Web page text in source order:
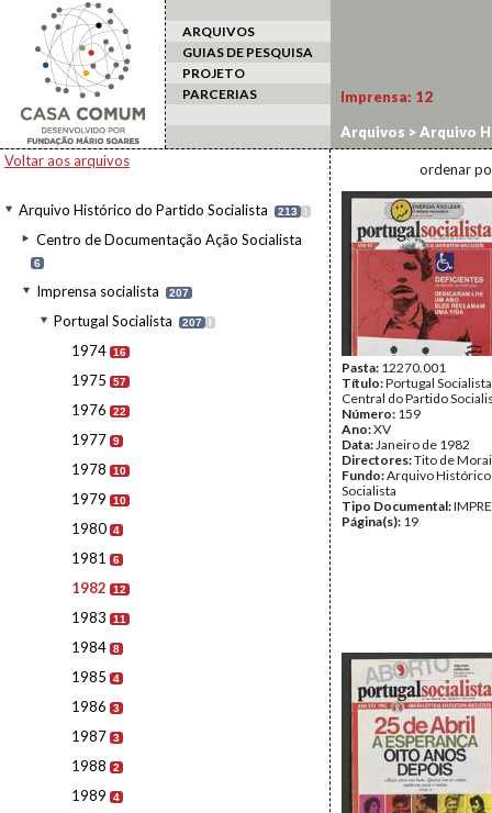
ARQUIVOS
GUIAS DE PESQUISA
PROJETO
PARCERIAS
Voltar aos arquivos
Arquivo Histórico do Partido Socialista 213 I
Centro de Documentação Ação Socialista
6
Imprensa socialista 207
Portugal Socialista 207 I
1974 16
1975 57
1976 22
1977 9
1978 10
1979 10
1980 4
1981 6
1982 12
1983 11
1984 8
1985 4
1986 3
1987 3
1988 2
1989 4
Imprensa: 12
Arquivos >Arquivo
ordenar
Pasta: 12270.001
Título:Portugal
Central do Partido
Número: 159
Ano:XV
Data:Janeiro de 1982
Directores:Tito de
Fundo:Arquivo
Socialista
Tipo Documental:
Página(s): 19